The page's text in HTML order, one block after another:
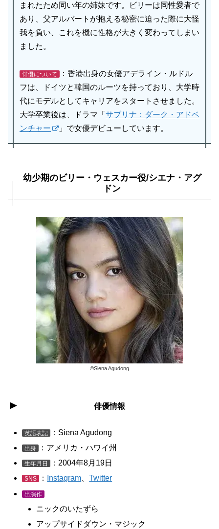
まれたため同い年の姉妹です。ビリーは同性愛者で
あり、父アルバートが抱える秘密に迫った際に大怪
我を負い、これを機に性格が大きく変わってしまい
ました。
俳優について
：香港出身の女優アデライン・ルドル
フは、ドイツと韓国のルーツを持っており、大学時
代にモデルとしてキャリアをスタートさせました。
大学卒業後は、ドラマ「 サブリナ：ダーク・アドベ
ンチャー
」で女優デビューしています。
幼少期のビリー・ウェスカー役/シエナ・アグ
ドン
©︎Siena Agudong
俳優情報
英語表記 ：Siena Agudong
出身 ：アメリカ・ハワイ州
生年月日 ：2004年8月19日
SNS ： Instagram、Twitter
出演作
ニックのいたずら
アップサイドダウン・マジック